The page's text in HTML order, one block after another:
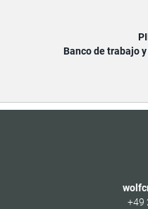
Banco de trabajo
+49